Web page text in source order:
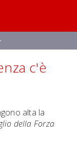
DOOMSDAY
c'è
alta la
della Forza